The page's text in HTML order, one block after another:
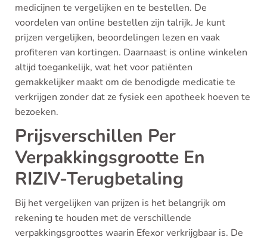
medicijnen te vergelijken en te bestellen. De
voordelen van online bestellen zijn talrijk. Je kunt
prijzen vergelijken, beoordelingen lezen en vaak
profiteren van kortingen. Daarnaast is online winkelen
altijd toegankelijk, wat het voor patiënten
gemakkelijker maakt om de benodigde medicatie te
verkrijgen zonder dat ze fysiek een apotheek hoeven te
bezoeken.
Prijsverschillen Per
Verpakkingsgrootte En
RIZIV-Terugbetaling
Bij het vergelijken van prijzen is het belangrijk om
rekening te houden met de verschillende
verpakkingsgroottes waarin Efexor verkrijgbaar is. De